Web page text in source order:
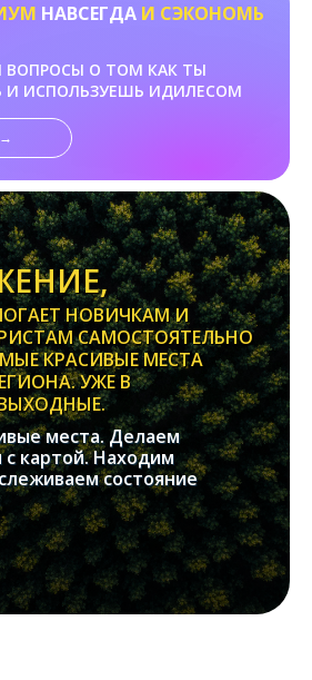
НАВСЕГДА И СЭКОНОМЬ
ВОПРОСЫ О ТОМ КАК ТЫ
И ИСПОЛЬЗУЕШЬ ИДИЛЕСОМ
НОВИЧКАМ И
САМОСТОЯТЕЛЬНО
КРАСИВЫЕ МЕСТА
УЖЕ В
места. Делаем
картой. Находим
состояние